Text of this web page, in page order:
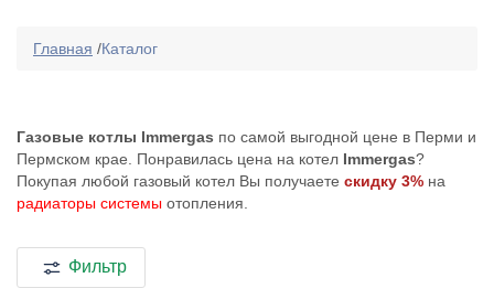
Главная /Каталог
Газовые котлы Immergas по самой выгодной цене в Перми и
Пермском крае. Понравилась цена на котел Immergas?
Покупая любой газовый котел Вы получаете скидку 3% на
радиаторы системы отопления.
Фильтр